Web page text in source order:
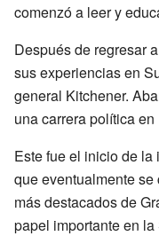
comenzó a leer y
Después de regresar
sus experiencias en
general Kitchener.
una carrera política en
Este fue el inicio de
que eventualmente
más destacados de
papel importante en